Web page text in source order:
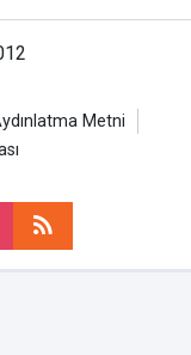
Metni